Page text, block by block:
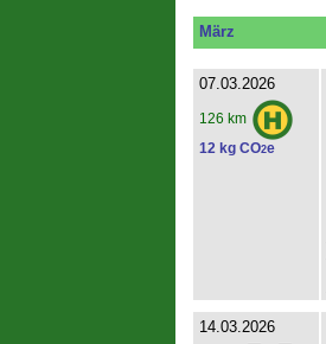
März
07.03.2026
126 km
12 kg CO2e
14.03.2026